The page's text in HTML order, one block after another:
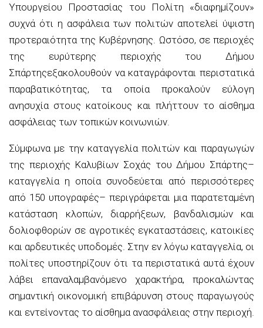
Υπουργείου Προστασίας του Πολίτη «διαφημίζουν»
συχνά ότι η ασφάλεια των πολιτών αποτελεί ύψιστη
προτεραιότητα της Κυβέρνησης. Ωστόσο, σε περιοχές
της ευρύτερης περιοχής του Δήμου
Σπάρτηςεξακολουθούν να καταγράφονται περιστατικά
παραβατικότητας, τα οποία προκαλούν εύλογη
ανησυχία στους κατοίκους και πλήττουν το αίσθημα
ασφάλειας των τοπικών κοινωνιών.
Σύμφωνα με την καταγγελία πολιτών και παραγωγών
της περιοχής Καλυβίων Σοχάς του Δήμου Σπάρτης–
καταγγελία η οποία συνοδεύεται από περισσότερες
από 150 υπογραφές– περιγράφεται μια παρατεταμένη
κατάσταση κλοπών, διαρρήξεων, βανδαλισμών και
δολιοφθορών σε αγροτικές εγκαταστάσεις, κατοικίες
και αρδευτικές υποδομές. Στην εν λόγω καταγγελία, οι
πολίτες υποστηρίζουν ότι τα περιστατικά αυτά έχουν
λάβει επαναλαμβανόμενο χαρακτήρα, προκαλώντας
σημαντική οικονομική επιβάρυνση στους παραγωγούς
και εντείνοντας το αίσθημα ανασφάλειας στην περιοχή.